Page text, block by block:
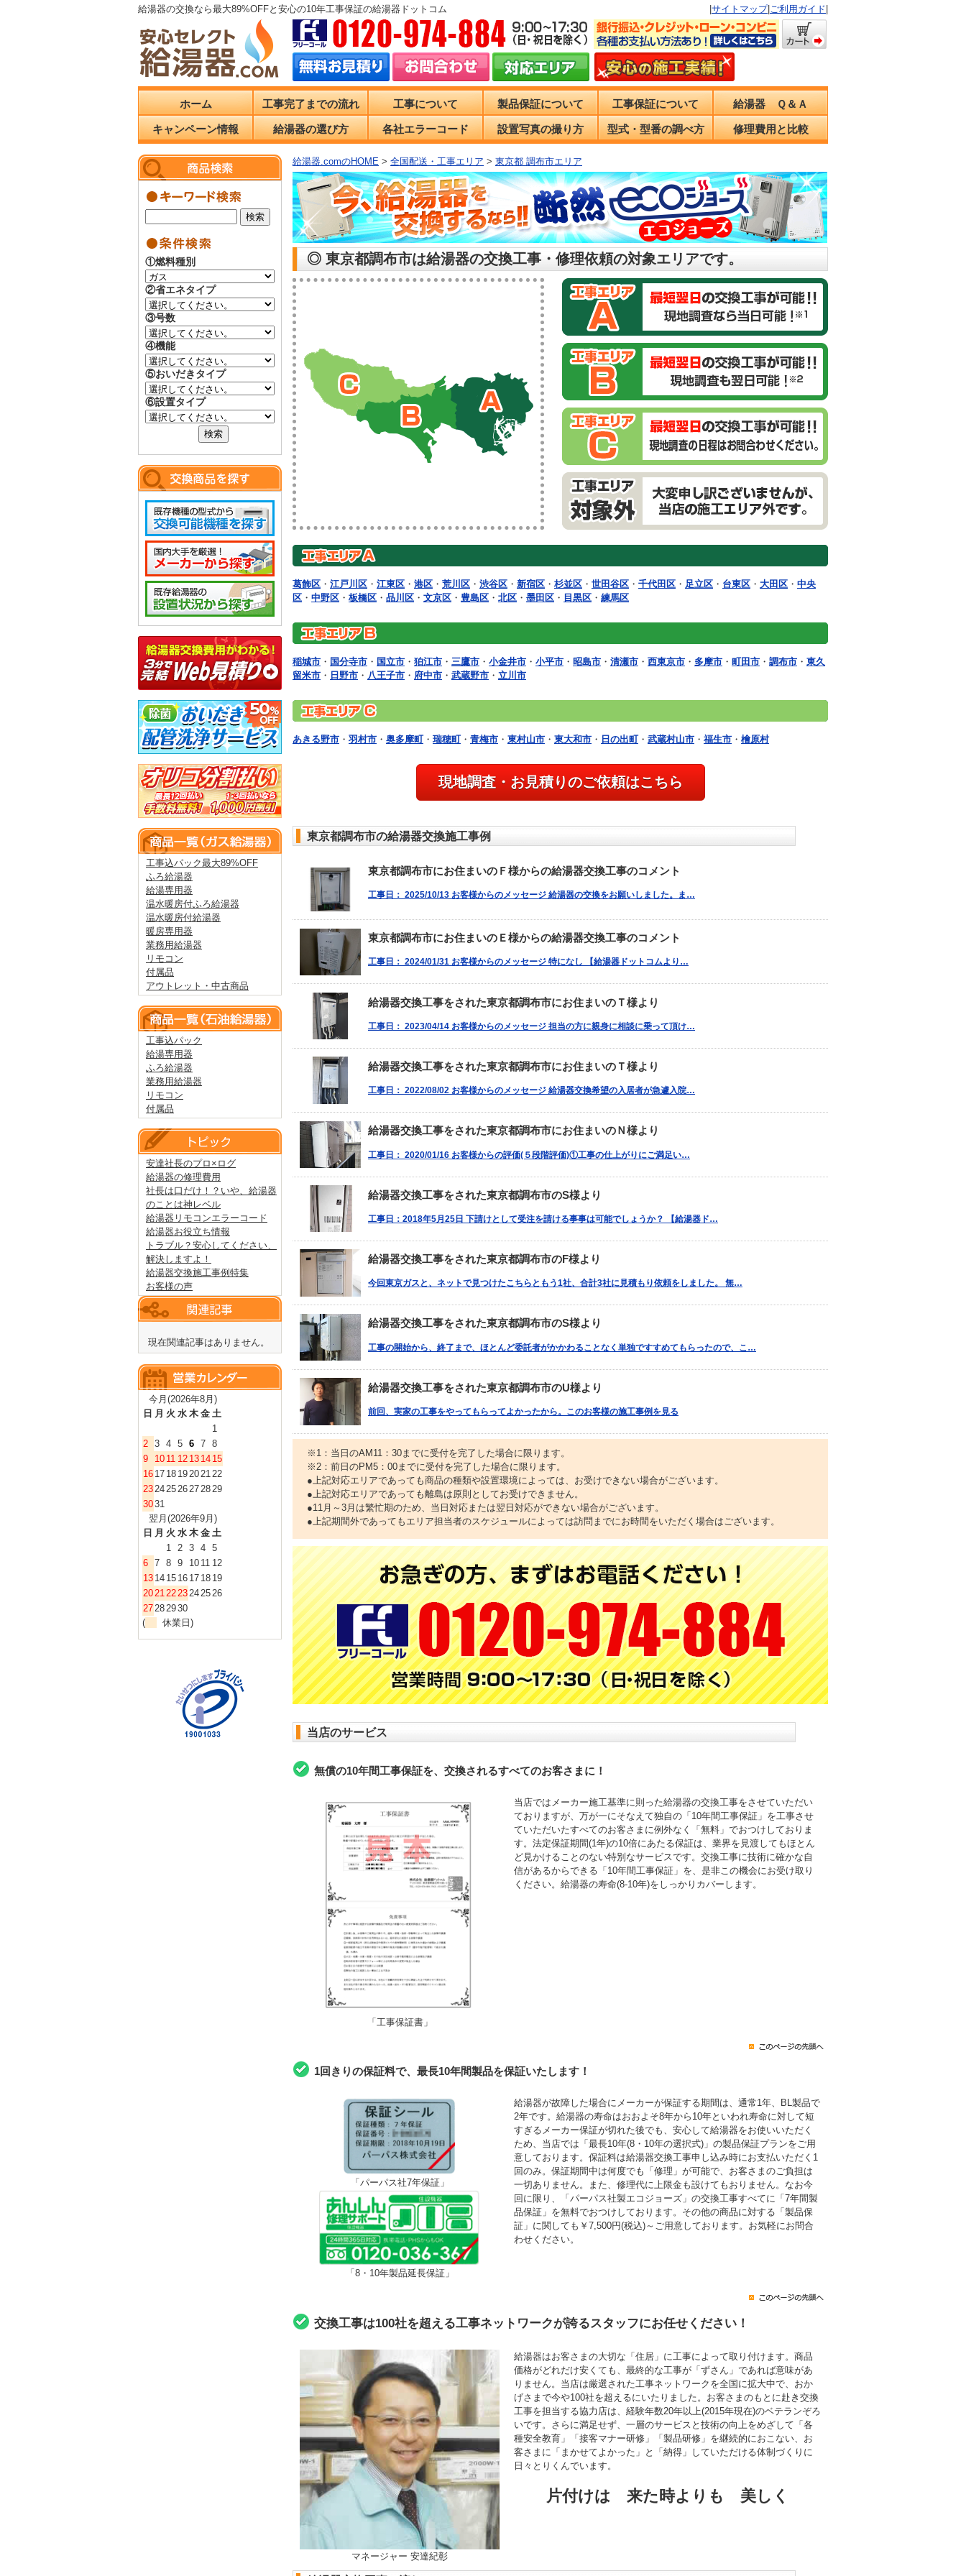
給湯器の交換なら最大89%OFFと安心の10年工事保証の給湯器ドットコム サイトマップ| ご利用ガイド
ホーム 工事完了までの流れ 工事について 製品保証について 工事保証について 給湯器 Ｑ＆Ａ
キャンペーン情報 給湯器の選び方 各社エラーコード 設置写真の撮り方 型式・型番の調べ方 修理費用と比較
給湯器.comのHOME > 全国配送・工事エリア > 東京都 調布市エリア
◎ 東京都調布市は給湯器の交換工事・修理依頼の対象エリアです。
葛飾区 ・ 江戸川区 ・ 江東区 ・ 港区 ・ 荒川区 ・ 渋谷区 ・ 新宿区 ・ 杉並区 ・ 世田谷区 ・ 千代田区 ・ 足立区 ・ 台東区 ・ 大田区 ・ 中央
区 ・ 中野区 ・ 板橋区 ・ 品川区 ・ 文京区 ・ 豊島区 ・ 北区 ・ 墨田区 ・ 目黒区 ・ 練馬区
稲城市 ・ 国分寺市 ・ 国立市 ・ 狛江市 ・ 三鷹市 ・ 小金井市 ・ 小平市 ・ 昭島市 ・ 清瀬市 ・ 西東京市 ・ 多摩市 ・ 町田市 ・ 調布市 ・ 東久
留米市 ・ 日野市 ・ 八王子市 ・ 府中市 ・ 武蔵野市 ・ 立川市
あきる野市 ・ 羽村市 ・ 奥多摩町・ 瑞穂町・ 青梅市 ・ 東村山市 ・ 東大和市 ・ 日の出町・ 武蔵村山市 ・ 福生市 ・ 檜原村
現地調査・お見積りのご依頼はこちら
東京都調布市の給湯器交換施工事例
東京都調布市にお住まいのＦ様からの給湯器交換工事のコメント
工事日： 2025/10/13 お客様からのメッセージ 給湯器の交換をお願いしました。ま…
東京都調布市にお住まいのＥ様からの給湯器交換工事のコメント
工事日： 2024/01/31 お客様からのメッセージ 特になし 【給湯器ドットコムより…
給湯器交換工事をされた東京都調布市にお住まいのＴ様より
工事日： 2023/04/14 お客様からのメッセージ 担当の方に親身に相談に乗って頂け…
給湯器交換工事をされた東京都調布市にお住まいのＴ様より
工事日： 2022/08/02 お客様からのメッセージ 給湯器交換希望の入居者が急遽入院…
給湯器交換工事をされた東京都調布市にお住まいのＮ様より
工事日： 2020/01/16 お客様からの評価(５段階評価)①工事の仕上がりにご満足い…
給湯器交換工事をされた東京都調布市のS様より
工事日：2018年5月25日 下請けとして受注を請ける事事は可能でしょうか？ 【給湯器ド…
給湯器交換工事をされた東京都調布市のF様より
今回東京ガスと、ネットで見つけたこちらともう1社、合計3社に見積もり依頼をしました。 無…
給湯器交換工事をされた東京都調布市のS様より
工事の開始から、終了まで、ほとんど委託者がかかわることなく単独ですすめてもらったので、こ…
給湯器交換工事をされた東京都調布市のU様より
前回、実家の工事をやってもらってよかったから。このお客様の施工事例を見る
※1：当日のAM11：30までに受付を完了した場合に限ります。
※2：前日のPM5：00までに受付を完了した場合に限ります。
●上記対応エリアであっても商品の種類や設置環境によっては、お受けできない場合がございます。
●上記対応エリアであっても離島は原則としてお受けできません。
●11月～3月は繁忙期のため、当日対応または翌日対応ができない場合がございます。
●上記期間外であってもエリア担当者のスケジュールによっては訪問までにお時間をいただく場合はございます。
当店のサービス
無償の10年間工事保証を、交換されるすべてのお客さまに！
「工事保証書」
当店ではメーカー施工基準に則った給湯器の交換工事をさせていただい
ておりますが、万が一にそなえて独自の「10年間工事保証」を工事させ
ていただいたすべてのお客さまに例外なく「無料」でおつけしておりま
す。法定保証期間(1年)の10倍にあたる保証は、業界を見渡してもほとん
ど見かけることのない特別なサービスです。交換工事に技術に確かな自
信があるからできる「10年間工事保証」を、是非この機会にお受け取り
ください。給湯器の寿命(8-10年)をしっかりカバーします。
1回きりの保証料で、最長10年間製品を保証いたします！
「パーパス社7年保証」
「8・10年製品延長保証」
給湯器が故障した場合にメーカーが保証する期間は、通常1年、BL製品で
2年です。給湯器の寿命はおおよそ8年から10年といわれ寿命に対して短
すぎるメーカー保証が切れた後でも、安心して給湯器をお使いいただく
ため、当店では「最長10年(8・10年の選択式)」の製品保証プランをご用
意しております。保証料は給湯器交換工事申し込み時にお支払いただく1
回のみ。保証期間中は何度でも「修理」が可能で、お客さまのご負担は
一切ありません。また、修理代に上限金も設けてもおりません。なお今
回に限り、「パーパス社製エコジョーズ」の交換工事すべてに「7年間製
品保証」を無料でおつけしております。その他の商品に対する「製品保
証」に関しても￥7,500円(税込)～ご用意しております。お気軽にお問合
わせください。
交換工事は100社を超える工事ネットワークが誇るスタッフにお任せください！
マネージャー 安達紀彰
給湯器はお客さまの大切な「住居」に工事によって取り付けます。商品
価格がどれだけ安くても、最終的な工事が「ずさん」であれば意味があ
りません。当店は厳選された工事ネットワークを全国に拡大中で、おか
げさまで今や100社を超えるにいたりました。お客さまのもとに赴き交換
工事を担当する協力店は、経験年数20年以上(2015年現在)のベテランぞろ
いです。さらに満足せず、一層のサービスと技術の向上をめざして「各
種安全教育」「接客マナー研修」「製品研修」を継続的におこない、お
客さまに「まかせてよかった」と「納得」していただける体制づくりに
日々とりくんでいます。
片付けは 来た時よりも 美しく
①燃料種別
②省エネタイプ
③号数
④機能
⑤おいだきタイプ
⑥設置タイプ
工事込パック最大89%OFF
ふろ給湯器
給湯専用器
温水暖房付ふろ給湯器
温水暖房付給湯器
暖房専用器
業務用給湯器
リモコン
付属品
アウトレット・中古商品
工事込パック
給湯専用器
ふろ給湯器
業務用給湯器
リモコン
付属品
安達社長のプロ×ログ
給湯器の修理費用
社長は口だけ！？いや、給湯器
のことは神レベル
給湯器リモコンエラーコード
給湯器お役立ち情報
トラブル？安心してください、
解決しますよ！
給湯器交換施工事例特集
お客様の声
現在関連記事はありません。
今月(2026年8月)
日 月 火 水 木 金 土
1
2 3 4 5 6 7 8
9
10 11 12 13 14 15
16 17 18 19202122
23242526272829
3031
翌月(2026年9月)
日 月 火 水 木 金 土
1 2 3 4 5
6 7 8 9 10 11 12
13 14 15 16 17 18 19
20212223242526
27282930
(
休業日)